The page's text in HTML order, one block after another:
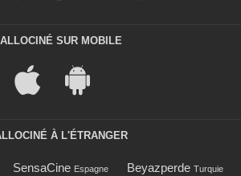
ALLOCINÉ SUR MOBILE
À L'ÉTRANGER
SensaCine Espagne Beyazperde Turquie